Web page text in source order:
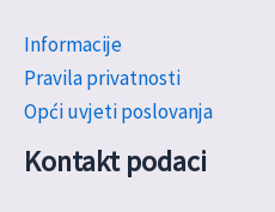
Informacije
Pravila privatnosti
Opći uvjeti poslovanja
Kontakt podaci